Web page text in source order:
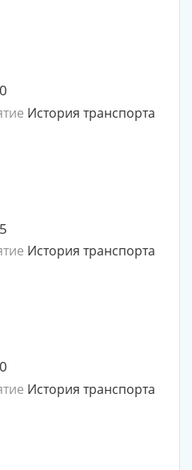
История транспорта
История транспорта
История транспорта